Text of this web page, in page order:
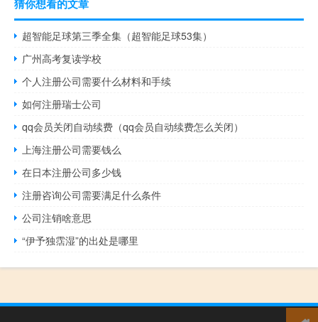
猜你想看的文章
超智能足球第三季全集（超智能足球53集）
广州高考复读学校
个人注册公司需要什么材料和手续
如何注册瑞士公司
qq会员关闭自动续费（qq会员自动续费怎么关闭）
上海注册公司需要钱么
在日本注册公司多少钱
注册咨询公司需要满足什么条件
公司注销啥意思
“伊予独霑湿”的出处是哪里